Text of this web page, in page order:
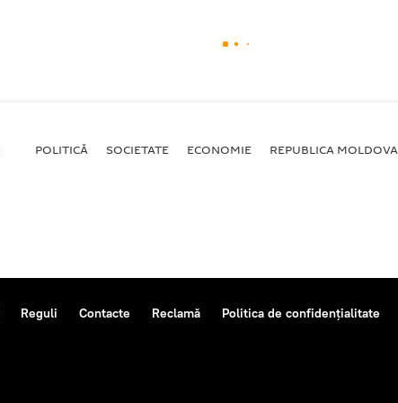
POLITICĂ SOCIETATE ECONOMIE REPUBLICA MOLDOVA
Reguli Contacte Reclamă Politica de confidențialitate